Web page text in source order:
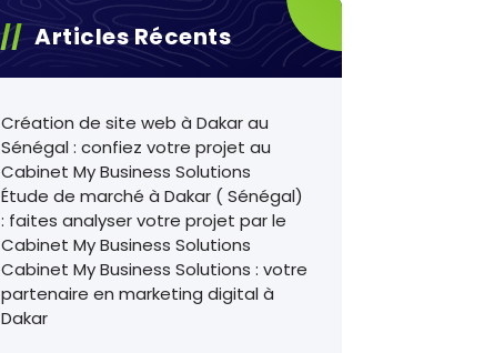
Articles Récents
Création de site web à Dakar au
Sénégal : confiez votre projet au
Cabinet My Business Solutions
Étude de marché à Dakar ( Sénégal)
: faites analyser votre projet par le
Cabinet My Business Solutions
Cabinet My Business Solutions : votre
partenaire en marketing digital à
Dakar